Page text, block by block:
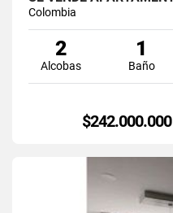
Colombia
2
Alcobas
1
Baño
$242.000.000